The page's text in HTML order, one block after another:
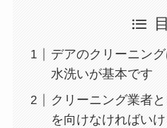
デアのクリーニン
水洗いが基本です
クリーニング業者
を向けなければい